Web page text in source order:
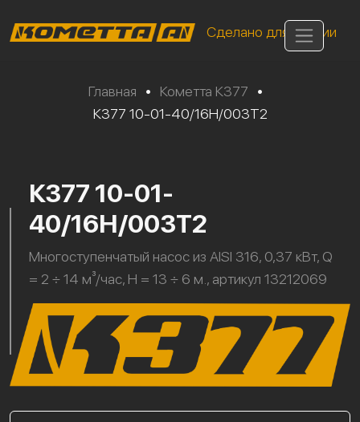
Сделано для России
Главная • Кометта К377
•
К377 10-01-40/16Н/003Т2
К377 10-01-
40/16Н/003Т2
Многоступенчатый насос из AISI 316, 0,37 кВт, Q
= 2 ÷ 14 м³/час, H = 13 ÷ 6 м., артикул 13212069